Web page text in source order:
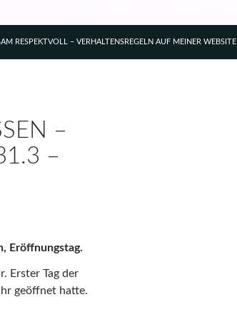
RESPEKTVOLL – VERHALTENSREGELN AUF MEINER WEBSITE
–
–
Eröffnungstag.
Erster Tag der
geöffnet hatte.